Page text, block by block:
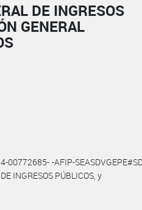
DE INGRESOS
GENERAL
00772685- -AFIP-
INGRESOS PÚBLICOS, y